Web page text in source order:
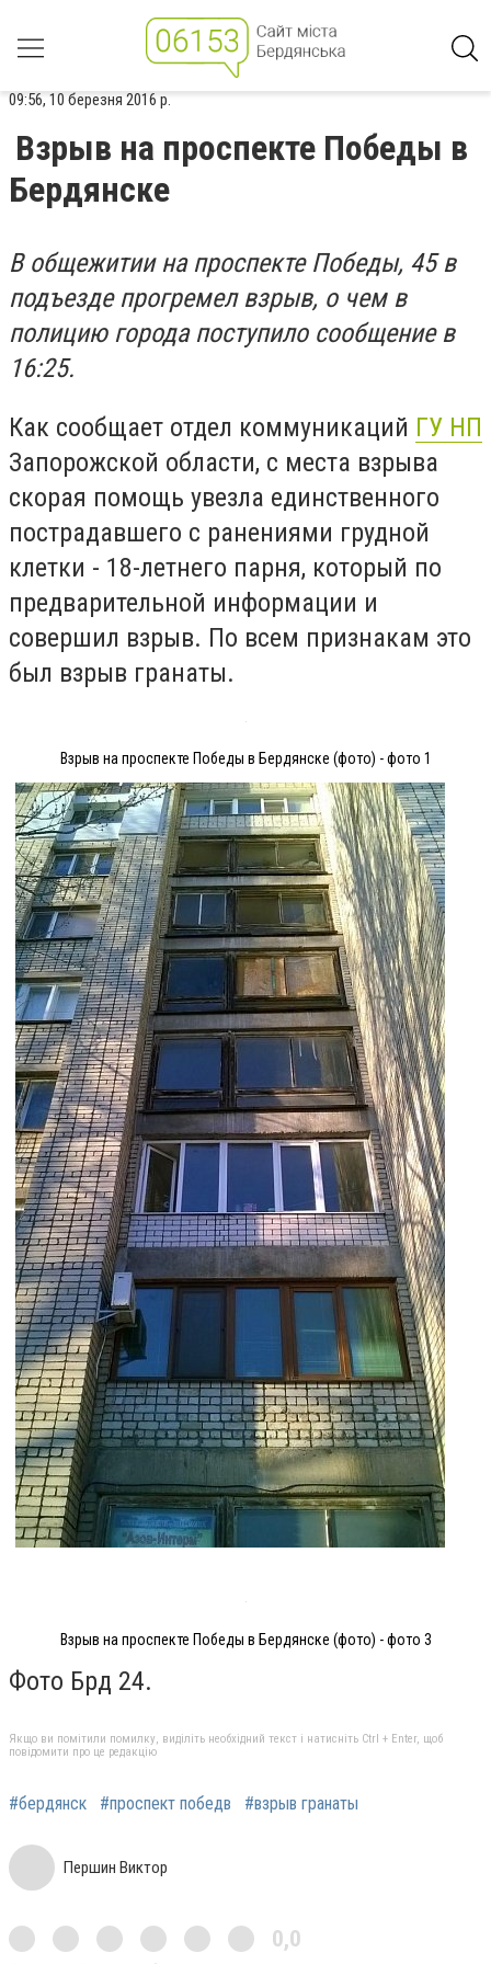
09:56, 10 березня 2016 р.
Взрыв на проспекте Победы в
Бердянске
В общежитии на проспекте Победы, 45 в
подъезде прогремел взрыв, о чем в
полицию города поступило сообщение в
16:25.
Как сообщает отдел коммуникаций ГУ НП
Запорожской области, с места взрыва
скорая помощь увезла единственного
пострадавшего с ранениями грудной
клетки - 18-летнего парня, который по
предварительной информации и
совершил взрыв. По всем признакам это
был взрыв гранаты.
Взрыв на проспекте Победы в Бердянске (фото) - фото 1
Взрыв на проспекте Победы в Бердянске (фото) - фото 3
Фото Брд 24.
Якщо ви помітили помилку, виділіть необхідний текст і натисніть Ctrl + Enter, щоб
повідомити про це редакцію
#бердянск #проспект победв #взрыв гранаты
Першин Виктор
0,0